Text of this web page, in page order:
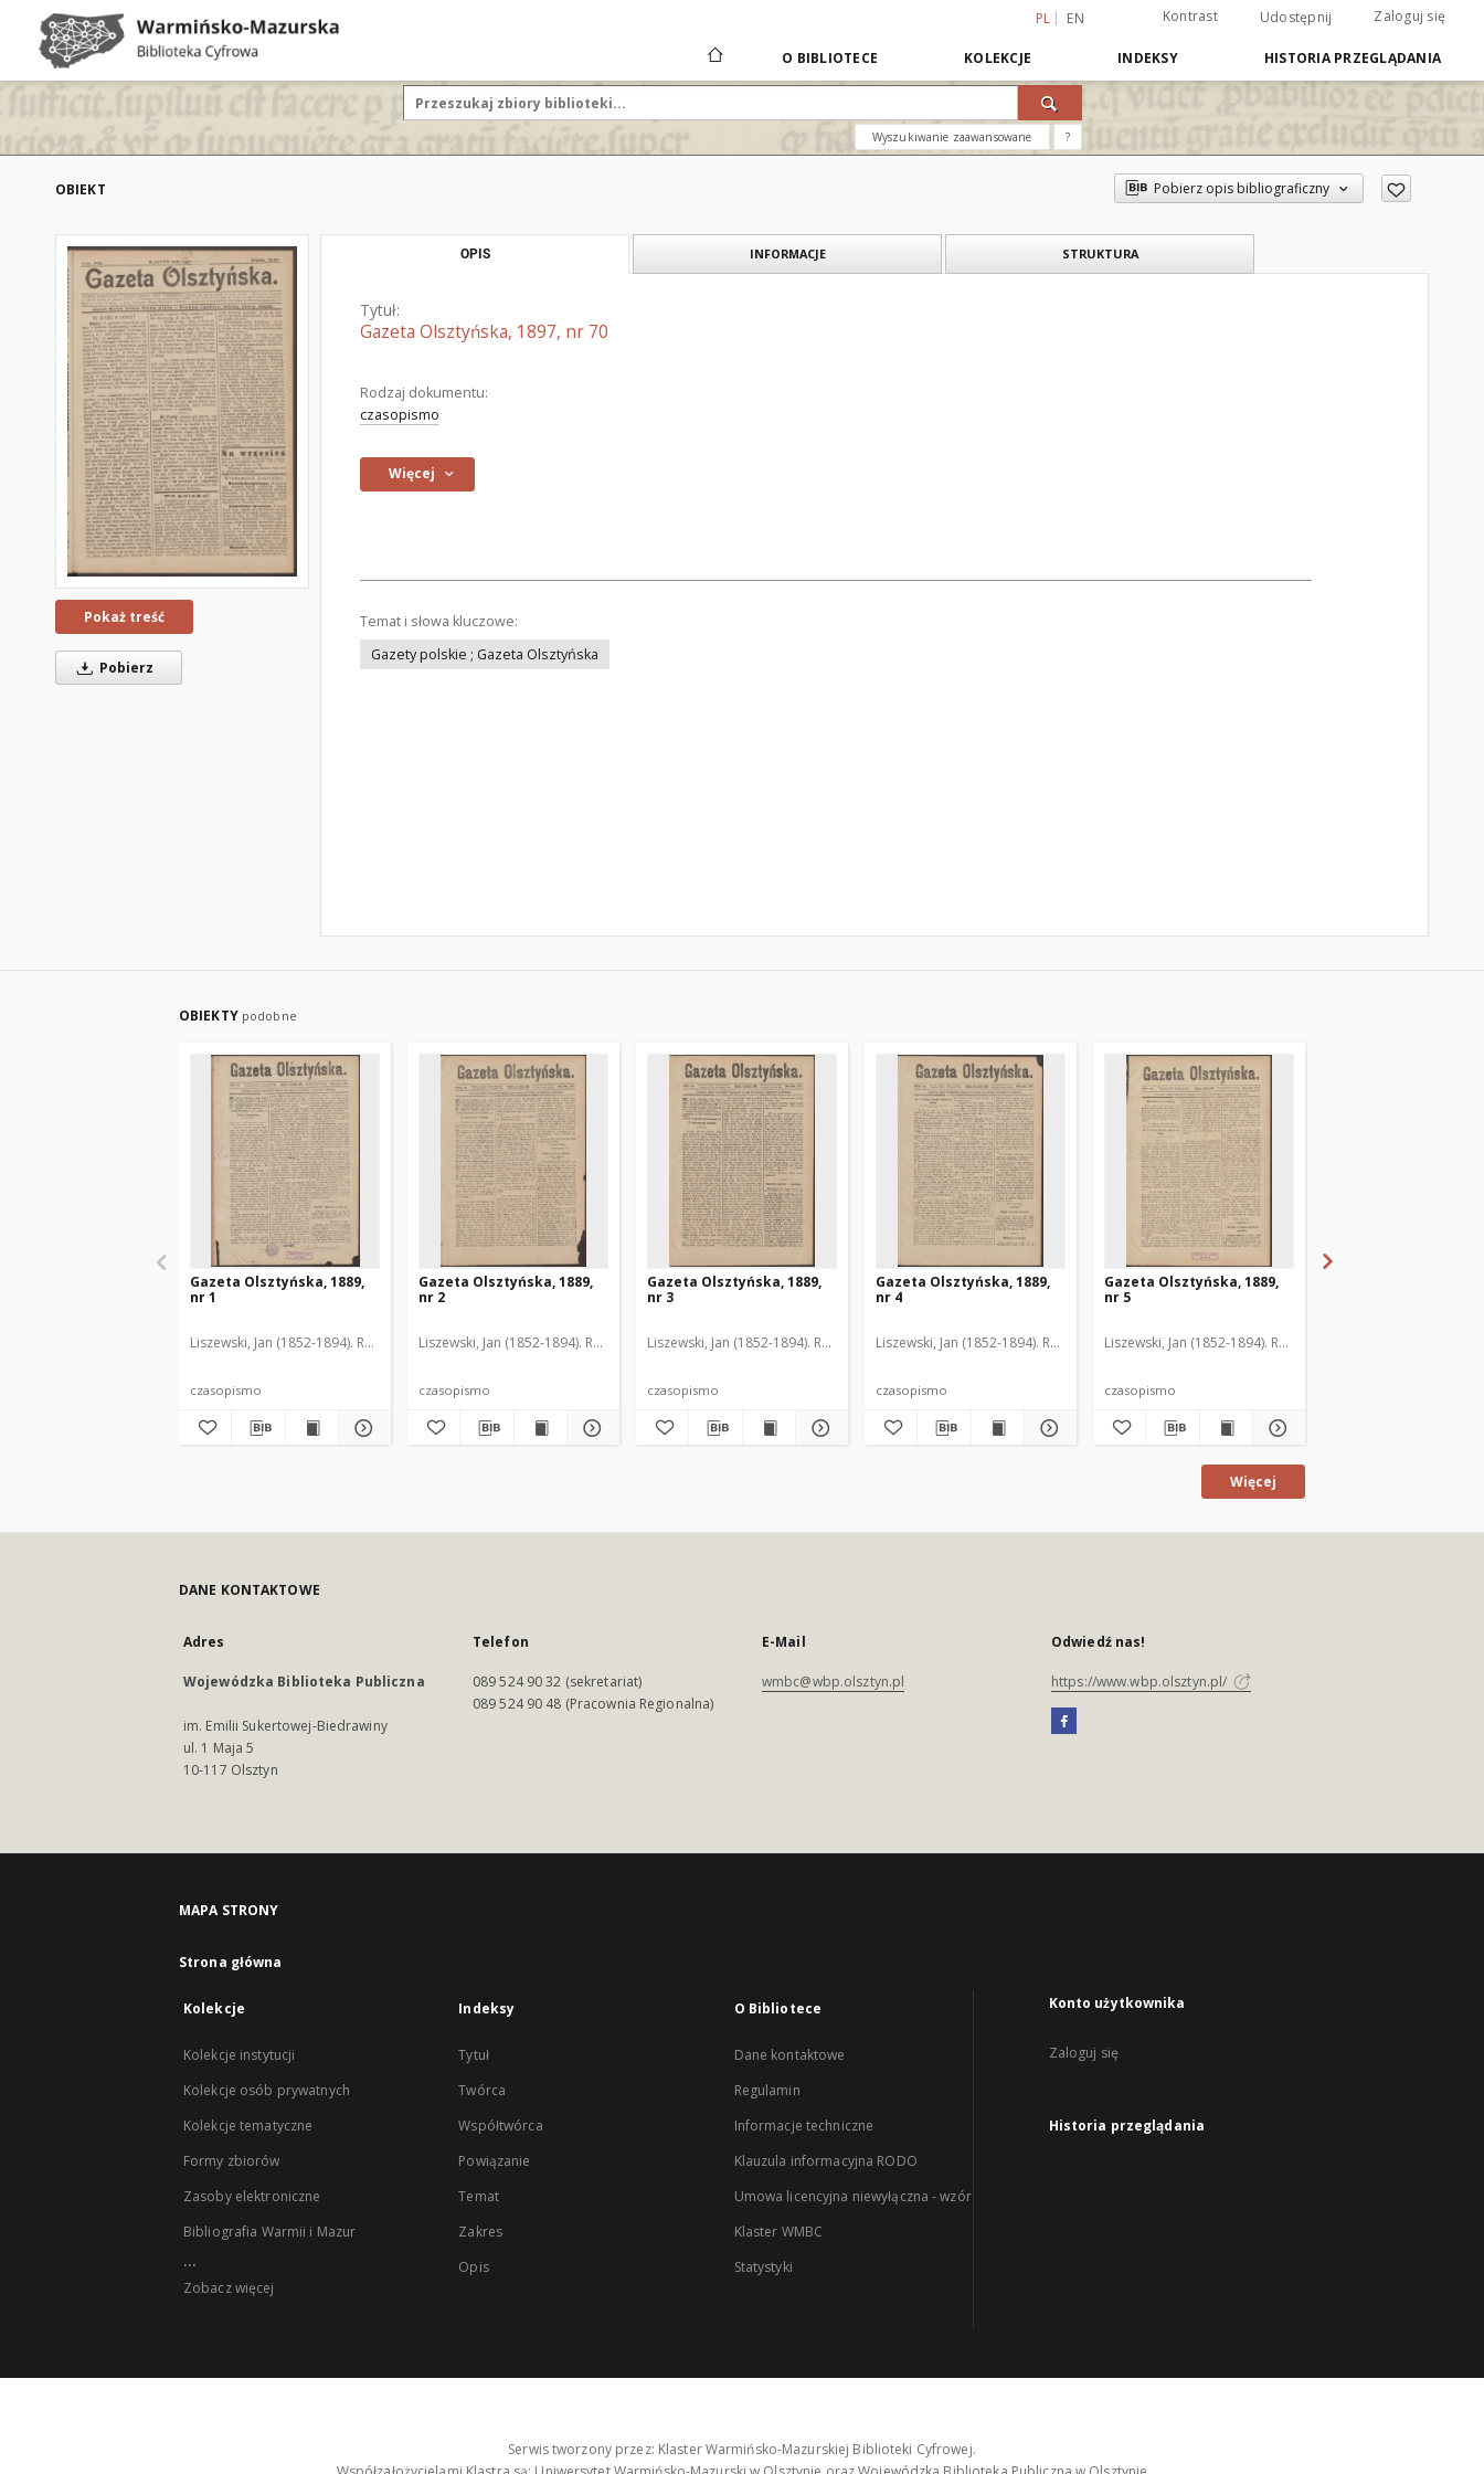
PL EN Kontrast Udostępnij Zaloguj się
O BIBLIOTECE KOLEKCJE INDEKSY HISTORIA PRZEGLĄDANIA
Wyszukiwanie zaawansowane ?
OBIEKT Pobierz opis bibliograficzny
Pokaż treść
Pobierz
OPIS INFORMACJE STRUKTURA
Tytuł:
Gazeta Olsztyńska, 1897, nr 70
Rodzaj dokumentu:
czasopismo
Więcej
Temat i słowa kluczowe:
Gazety polskie ; Gazeta Olsztyńska
OBIEKTY podobne
Gazeta Olsztyńska, 1889,
nr 1
Liszewski, Jan (1852-1894). Red.
czasopismo
Gazeta Olsztyńska, 1889,
nr 2
Liszewski, Jan (1852-1894). Red.
czasopismo
Gazeta Olsztyńska, 1889,
nr 3
Liszewski, Jan (1852-1894). Red.
czasopismo
Gazeta Olsztyńska, 1889,
nr 4
Liszewski, Jan (1852-1894). Red.
czasopismo
Gazeta Olsztyńska, 1889,
nr 5
Liszewski, Jan (1852-1894). Red.
czasopismo
Więcej
DANE KONTAKTOWE
Adres
Wojewódzka Biblioteka Publiczna
im. Emilii Sukertowej-Biedrawiny
ul. 1 Maja 5
10-117 Olsztyn
Telefon
089 524 90 32 (sekretariat)
089 524 90 48 (Pracownia Regionalna)
E-Mail
wmbc@wbp.olsztyn.pl
Odwiedź nas!
https://www.wbp.olsztyn.pl/
MAPA STRONY
Strona główna
Kolekcje
Kolekcje instytucji
Kolekcje osób prywatnych
Kolekcje tematyczne
Formy zbiorów
Zasoby elektroniczne
Bibliografia Warmii i Mazur
...
Zobacz więcej
Indeksy
Tytuł
Twórca
Współtwórca
Powiązanie
Temat
Zakres
Opis
O Bibliotece
Dane kontaktowe
Regulamin
Informacje techniczne
Klauzula informacyjna RODO
Umowa licencyjna niewyłączna - wzór
Klaster WMBC
Statystyki
Konto użytkownika
Zaloguj się
Historia przeglądania
Serwis tworzony przez: Klaster Warmińsko-Mazurskiej Biblioteki Cyfrowej.